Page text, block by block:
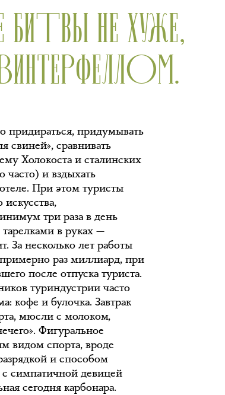
НЕ ХУЖЕ,
придираться, придумывать
свиней», сравнивать
Холокоста и сталинских
часто) и вздыхать
При этом туристы
три раза в день
в руках —
За несколько лет работы
раз миллиард, при
после отпуска туриста.
туриндустрии часто
кофе и булочка. Завтрак
мюсли с молоком,
Фигуральное
видом спорта, вроде
и способом
симпатичной девицей
сегодня карбонара.